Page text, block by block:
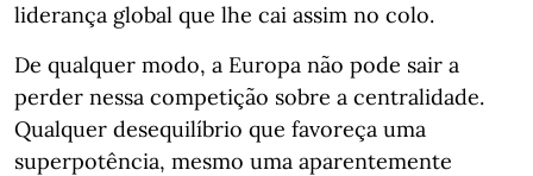
liderança global que lhe cai assim no colo.
De qualquer modo, a Europa não pode sair a
perder nessa competição sobre a centralidade.
Qualquer desequilíbrio que favoreça uma
superpotência, mesmo uma aparentemente